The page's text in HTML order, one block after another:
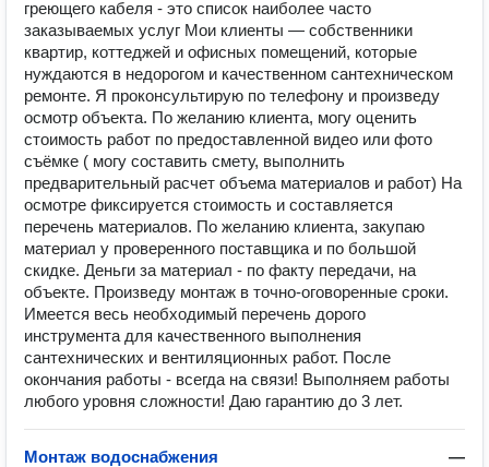
греющего кабеля - это список наиболее часто
заказываемых услуг Мои клиенты — собственники
квартир, коттеджей и офисных помещений, которые
нуждаются в недорогом и качественном сантехническом
ремонте. Я проконсультирую по телефону и произведу
осмотр объекта. По желанию клиента, могу оценить
стоимость работ по предоставленной видео или фото
съёмке ( могу составить смету, выполнить
предварительный расчет объема материалов и работ) На
осмотре фиксируется стоимость и составляется
перечень материалов. По желанию клиента, закупаю
материал у проверенного поставщика и по большой
скидке. Деньги за материал - по факту передачи, на
объекте. Произведу монтаж в точно-оговоренные сроки.
Имеется весь необходимый перечень дорого
инструмента для качественного выполнения
сантехнических и вентиляционных работ. После
окончания работы - всегда на связи! Выполняем работы
любого уровня сложности! Даю гарантию до 3 лет.
Монтаж водоснабжения —